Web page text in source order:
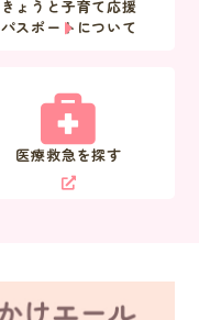
きょうと子育て応援
パスポートについて
医療救急を探す